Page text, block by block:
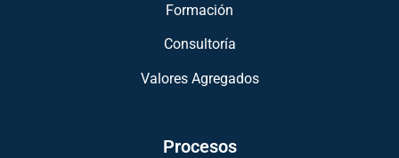
Formación
Consultoría
Valores Agregados
Procesos